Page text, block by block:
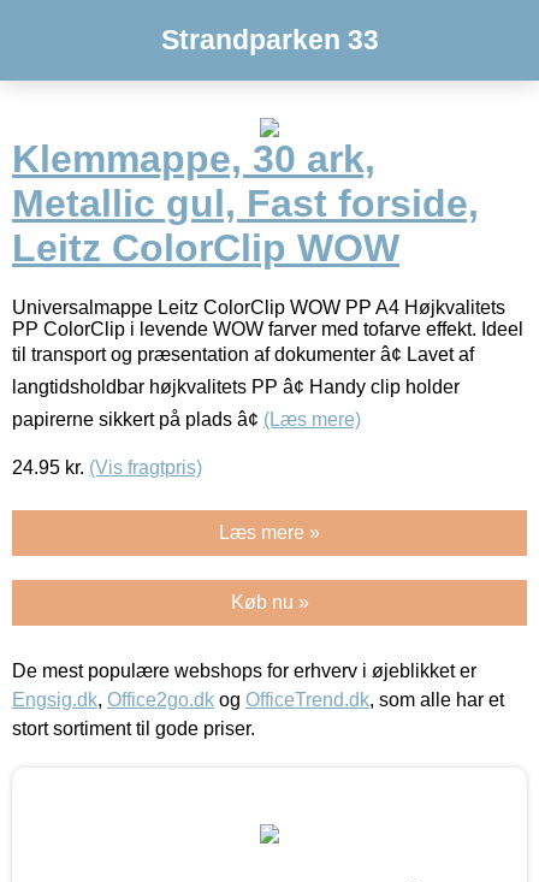
Strandparken 33
Klemmappe, 30 ark,
Metallic gul, Fast forside,
Leitz ColorClip WOW
Universalmappe Leitz ColorClip WOW PP A4 Højkvalitets
PP ColorClip i levende WOW farver med tofarve effekt. Ideel
til transport og præsentation af dokumenter â¢ Lavet af
langtidsholdbar højkvalitets PP â¢ Handy clip holder
papirerne sikkert på plads â¢ (Læs mere)
24.95 kr. (Vis fragtpris)
Læs mere »
Køb nu »
De mest populære webshops for erhverv i øjeblikket er
Engsig.dk, Office2go.dk og OfficeTrend.dk, som alle har et
stort sortiment til gode priser.